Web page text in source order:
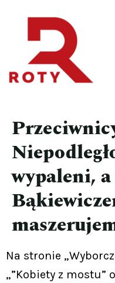
wypaleni,
Na stronie
„”Kobiety z mostu”